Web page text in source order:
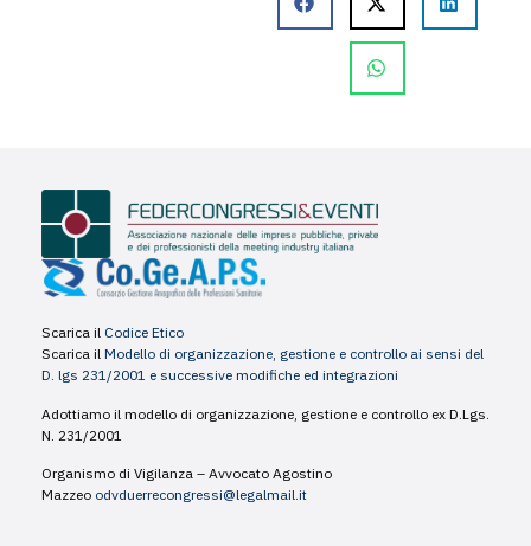
Scarica il Codice Etico
Scarica il Modello di organizzazione, gestione e controllo ai sensi del
D. lgs 231/2001 e successive modifiche ed integrazioni
Adottiamo il modello di organizzazione, gestione e controllo ex D.Lgs.
N. 231/2001
Organismo di Vigilanza – Avvocato Agostino
Mazzeo odvduerrecongressi@legalmail.it